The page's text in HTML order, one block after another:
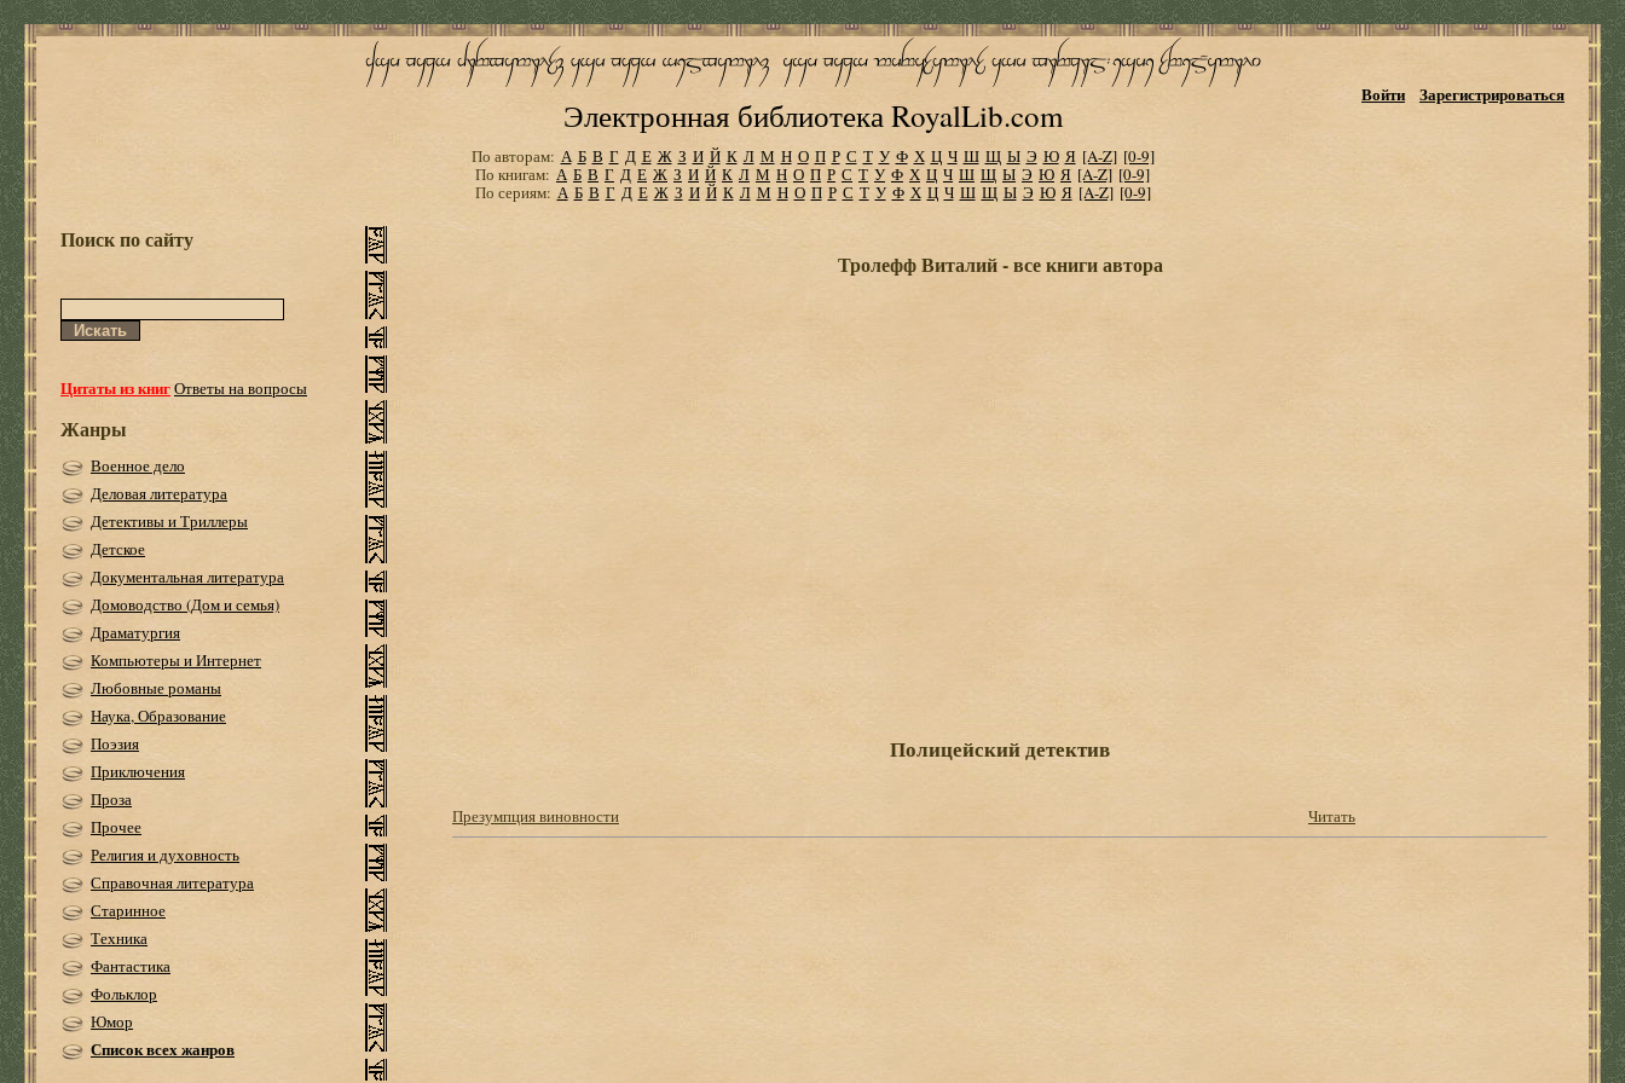
Электронная библиотека RoyalLib.com
Войти Зарегистрироваться
По авторам: А Б В Г Д Е Ж З И Й К Л М Н О П Р С Т У Ф Х Ц Ч Ш Щ Ы Э Ю Я [A-Z] [0-9]
По книгам: А Б В Г Д Е Ж З И Й К Л М Н О П Р С Т У Ф Х Ц Ч Ш Щ Ы Э Ю Я [A-Z] [0-9]
По сериям: А Б В Г Д Е Ж З И Й К Л М Н О П Р С Т У Ф Х Ц Ч Ш Щ Ы Э Ю Я [A-Z] [0-9]
Поиск по сайту
Цитаты из книгОтветы на вопросы
Жанры
Военное дело
Деловая литература
Детективы и Триллеры
Детское
Документальная литература
Домоводство (Дом и семья)
Драматургия
Компьютеры и Интернет
Любовные романы
Наука, Образование
Поэзия
Приключения
Проза
Прочее
Религия и духовность
Справочная литература
Старинное
Техника
Фантастика
Фольклор
Юмор
Список всех жанров
Тролефф Виталий - все книги автора
Полицейский детектив
Презумпция виновности Читать